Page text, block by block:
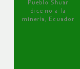
Pueblo Shuar
dice no a la
minería, Ecuador